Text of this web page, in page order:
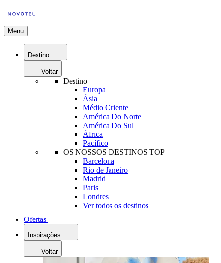
Menu
Destino
Voltar
Destino
Europa
Ásia
Médio Oriente
América Do Norte
América Do Sul
África
Pacífico
OS NOSSOS DESTINOS TOP
Barcelona
Rio de Janeiro
Madrid
Paris
Londres
Ver todos os destinos
Ofertas
Inspirações
Voltar